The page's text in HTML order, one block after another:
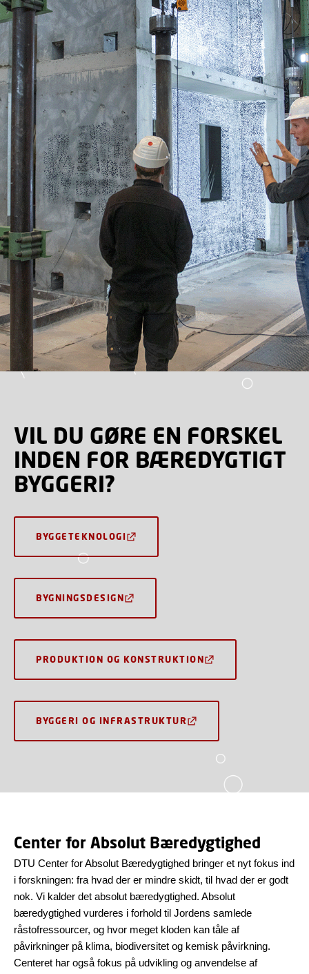
VIL DU GØRE EN FORSKEL
INDEN FOR BÆREDYGTIGT
BYGGERI?
BYGGETEKNOLOGI
BYGNINGSDESIGN
PRODUKTION OG KONSTRUKTION
BYGGERI OG INFRASTRUKTUR
Center for Absolut Bæredygtighed
DTU Center for Absolut Bæredygtighed bringer et nyt fokus ind
i forskningen: fra hvad der er mindre skidt, til hvad der er godt
nok. Vi kalder det absolut bæredygtighed. Absolut
bæredygtighed vurderes i forhold til Jordens samlede
råstofressourcer, og hvor meget kloden kan tåle af
påvirkninger på klima, biodiversitet og kemisk påvirkning.
Centeret har også fokus på udvikling og anvendelse af